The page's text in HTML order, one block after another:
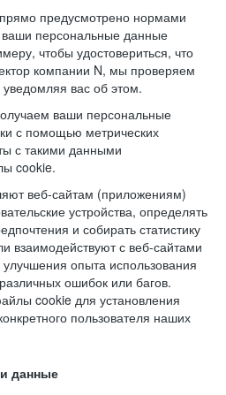
прямо предусмотрено нормами
персональные данные
чтобы удостовериться, что
компании N, мы проверяем
вас об этом.
ваши персональные
с помощью метрических
с такими данными
cookie.
веб-сайтам (приложениям)
устройства, определять
и собирать статистику
взаимодействуют с веб-сайтами
опыта использования
ошибок или багов.
cookie для установления
пользователя наших
данные